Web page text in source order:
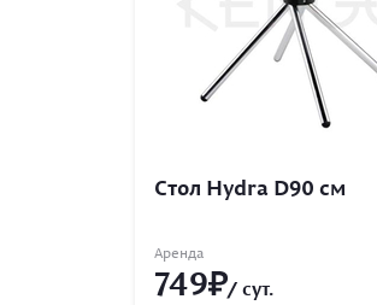
Стол Hydra D90 см
Аренда
749 / сут.